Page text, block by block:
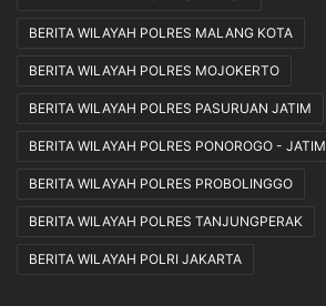
BERITA WILAYAH POLRES MALANG KOTA
BERITA WILAYAH POLRES MOJOKERTO
BERITA WILAYAH POLRES PASURUAN JATIM
BERITA WILAYAH POLRES PONOROGO - JATIM
BERITA WILAYAH POLRES PROBOLINGGO
BERITA WILAYAH POLRES TANJUNGPERAK
BERITA WILAYAH POLRI JAKARTA